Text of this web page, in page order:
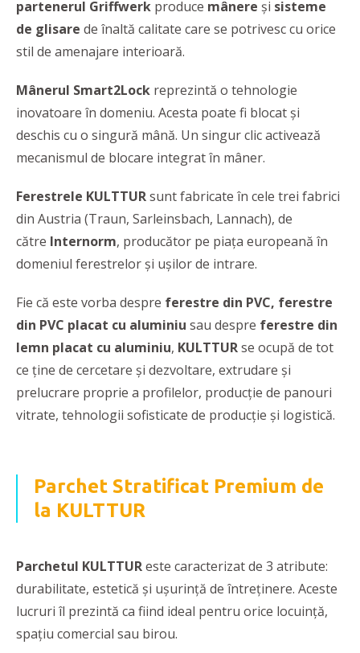
partenerul Griffwerk produce mânere și sisteme
de glisare de înaltă calitate care se potrivesc cu orice
stil de amenajare interioară.
Mânerul Smart2Lock reprezintă o tehnologie
inovatoare în domeniu. Acesta poate fi blocat și
deschis cu o singură mână. Un singur clic activează
mecanismul de blocare integrat în mâner.
Ferestrele KULTTURsunt fabricate în cele trei fabrici
din Austria (Traun, Sarleinsbach, Lannach), de
către Internorm, producător pe piața europeană în
domeniul ferestrelor și ușilor de intrare.
Fie că este vorba despre ferestre din PVC, ferestre
din PVC placat cu aluminiu sau despre ferestre din
lemn placat cu aluminiu, KULTTURse ocupă de tot
ce ține de cercetare și dezvoltare, extrudare și
prelucrare proprie a profilelor, producție de panouri
vitrate, tehnologii sofisticate de producție și logistică.
Parchet Stratificat Premium de
la KULTTUR
Parchetul KULTTUReste caracterizat de 3 atribute:
durabilitate, estetică și ușurință de întreținere. Aceste
lucruri îl prezintă ca fiind ideal pentru orice locuință,
spațiu comercial sau birou.